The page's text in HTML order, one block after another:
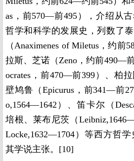
as，前570—前495），介绍从
哲学和科学的发展史，列数了
（Anaximenes of Miletus，约
拉斯、芝诺（Zeno，约前490—
ocrates，前470—前399）、柏
壁鸠鲁（Epicurus，前341—前
o,1564—1642）、笛卡尔（
培根、莱布尼茨（
Locke,1632—1704）等西方哲
其学说主张。[10]